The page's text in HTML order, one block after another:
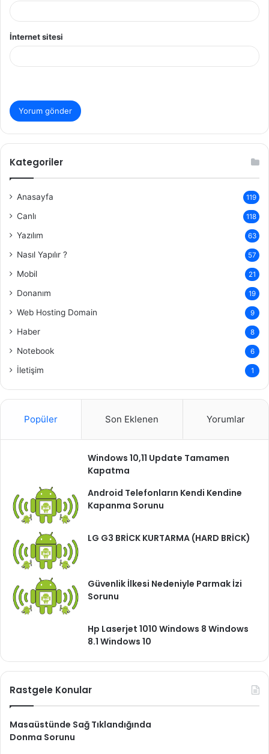
İnternet sitesi
Kategoriler
Anasayfa 119
Canlı 118
Yazılım 63
Nasıl Yapılır ? 57
Mobil 21
Donanım 19
Web Hosting Domain 9
Haber 8
Notebook 6
İletişim 1
Popüler Son Eklenen Yorumlar
Windows 10,11 Update Tamamen
Kapatma
Android Telefonların Kendi Kendine
Kapanma Sorunu
LG G3 BRİCK KURTARMA (HARD BRİCK)
Güvenlik İlkesi Nedeniyle Parmak İzi
Sorunu
Hp Laserjet 1010 Windows 8 Windows
8.1 Windows 10
Rastgele Konular
Masaüstünde Sağ Tıklandığında
Donma Sorunu